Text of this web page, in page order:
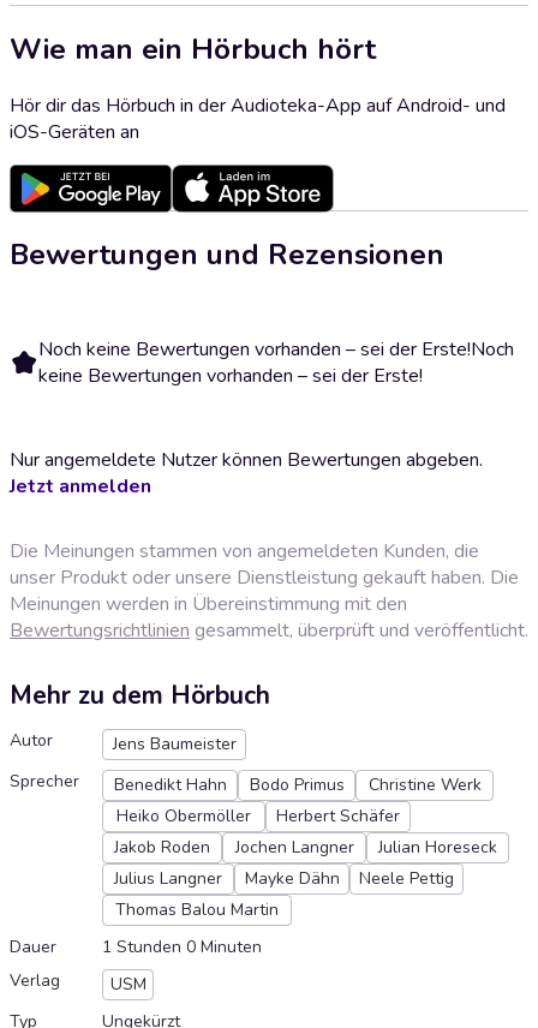
Wie man ein Hörbuch hört
Hör dir das Hörbuch in der Audioteka-App auf Android- und
iOS-Geräten an
Bewertungen und Rezensionen
Noch keine Bewertungen vorhanden – sei der Erste!Noch
keine Bewertungen vorhanden – sei der Erste!
Nur angemeldete Nutzer können Bewertungen abgeben.
Jetzt anmelden
Die Meinungen stammen von angemeldeten Kunden, die
unser Produkt oder unsere Dienstleistung gekauft haben. Die
Meinungen werden in Übereinstimmung mit den
Bewertungsrichtlinien gesammelt, überprüft und veröffentlicht.
Mehr zu dem Hörbuch
Autor
Jens Baumeister
Sprecher
Benedikt Hahn Bodo Primus
Christine Werk
Heiko Obermöller
Herbert Schäfer
Jakob Roden
Jochen Langner
Julian Horeseck
Julius Langner
Mayke Dähn
Neele Pettig
Thomas Balou Martin
Dauer
1 Stunden 0 Minuten
Verlag
USM
Typ
Ungekürzt